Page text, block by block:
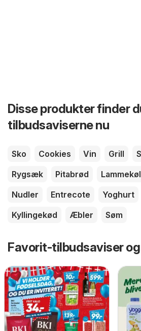
Disse produkter finder
tilbudsaviserne nu
Sko Cookies Vin Grill
Rygsæk
Pitabrød
Nudler
Entrecote Yoghurt
Kyllingekød
Æbler Søm
Favorit-tilbudsaviser